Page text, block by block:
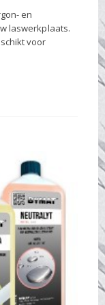
en
laswerkplaats.
voor